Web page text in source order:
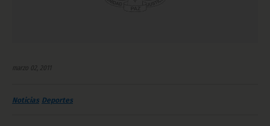
marzo 02, 2011
Noticias Deportes